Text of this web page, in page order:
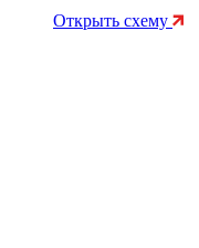
Открыть схему